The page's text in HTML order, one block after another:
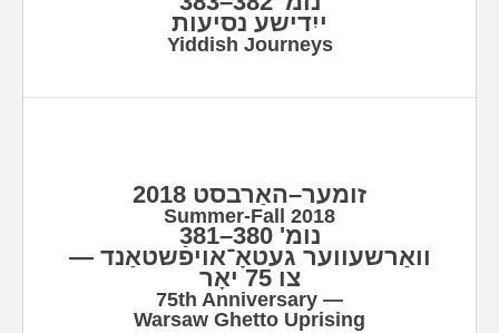
ייִדישע נסיעות
Yiddish Journeys
זומער–האַרבסט 2018
Summer-Fall 2018
נומ' 380–381
וואַרשעווער געטאָ־אויפֿשטאַנד —
צו 75 יאָר
75th Anniversary —
Warsaw Ghetto Uprising